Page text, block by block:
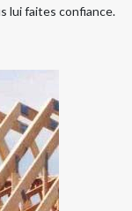
lui faites confiance.